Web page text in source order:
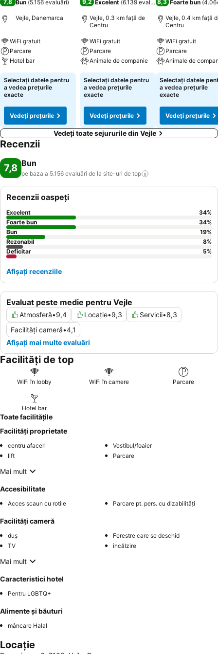
7,8 Bun (5.156 evaluări)
Vejle, Danemarca
WiFi gratuit
Parcare
Hotel bar
Selectați datele pentru
a vedea prețurile
exacte
Vedeți prețurile
9,2 Excelent (6.139 evaluări)
Vejle, 0.3 km faţă de
Centru
WiFi gratuit
Parcare
Animale de companie
Selectați datele pentru
a vedea prețurile
exacte
Vedeți prețurile
8,3 Foarte bun (
Vejle, 0.4 km faţă
Centru
WiFi gratuit
Parcare
Animale de
Selectați datele
a vedea prețurile
exacte
Vedeți prețurile
Vedeți toate sejururile din Vejle
Recenzii
7,8 Bun
pe baza a 5.156 evaluări de la site-uri de top
Evaluat peste medie pentru Vejle
Atmosferă•9,4 Locație•9,3 Servicii•8,3
Facilități cameră•4,1
Afișați mai multe evaluări
Recenzii oaspeți
Excelent 34%
Foarte bun
34%
Bun
19%
Rezonabil
8%
Deficitar
5%
Afișați recenziile
Facilități de top
WiFi în lobby WiFi în camere Parcare
Hotel bar
Toate facilitățile
Facilități proprietate
centru afaceri
Vestibul/foaier
lift
Parcare
Mai mult
Accesibilitate
Acces scaun cu rotile Parcare pt. pers. cu dizabilități
Facilități cameră
duș
Ferestre care se deschid
TV
încălzire
Mai mult
Caracteristici hotel
Pentru LGBTQ+
Alimente și băuturi
mâncare Halal
Locație